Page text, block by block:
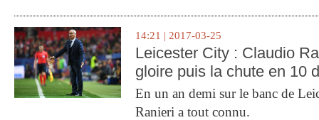
14:21 | 2017-03-25
Leicester City : Claudio
gloire puis la chute en 10
En un an demi sur le banc de
Ranieri a tout connu.